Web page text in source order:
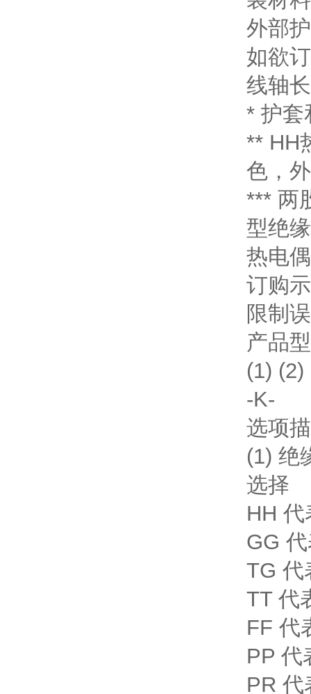
外部
如欲
线轴
* 护套
** HH
色，
*** 两
型绝
热电
订购
限制
产品
(1) (2)
-K-
选项
(1) 绝
选择
HH
GG
TG 代
TT 代
FF 代
PP 代
PR 代